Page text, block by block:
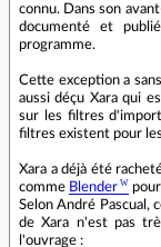
connu. Dans son
documenté et
programme.
Cette exception a
aussi déçu Xara qui
sur les filtres
filtres existent pour
Xara a déjà été
comme Blender
Selon André Pascual,
de Xara n'est pas
l'ouvrage :